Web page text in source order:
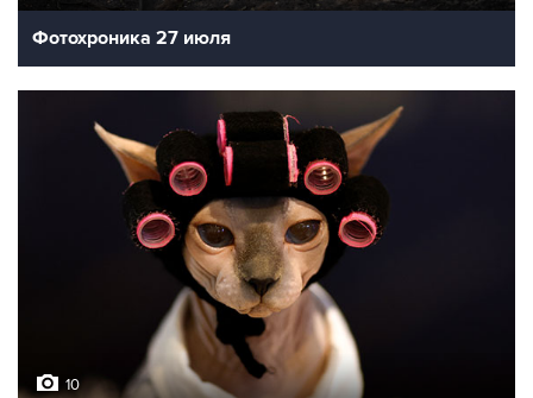
Фотохроника 27 июля
10